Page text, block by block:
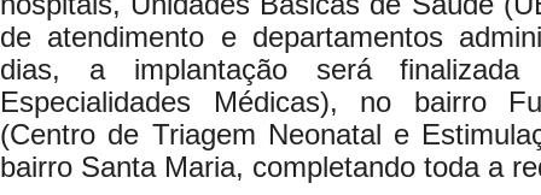
de atendimento e departamentos
dias, a implantação será
Especialidades Médicas), no bairro
(Centro de Triagem Neonatal e
bairro Santa Maria, completando toda a